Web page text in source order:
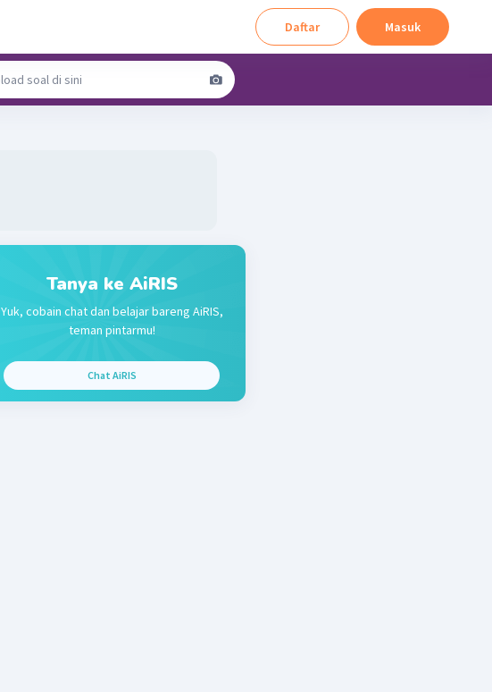
Daftar Masuk
Tanya ke AiRIS
Yuk, cobain chat dan belajar bareng AiRIS,
teman pintarmu!
Chat AiRIS